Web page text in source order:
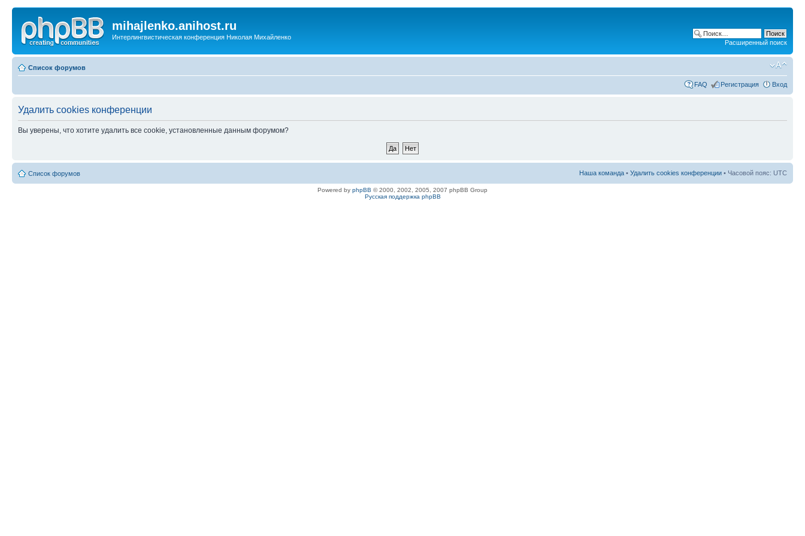
mihajlenko.anihost.ru
Интерлингвистическая конференция Николая Михайленко
Расширенный поиск
Список форумов
FAQ Регистрация Вход
Удалить cookies конференции
Вы уверены, что хотите удалить все cookie, установленные данным форумом?
Список форумов Наша команда • Удалить cookies конференции • Часовой пояс: UTC
Powered by phpBB © 2000, 2002, 2005, 2007 phpBB Group
Русская поддержка phpBB